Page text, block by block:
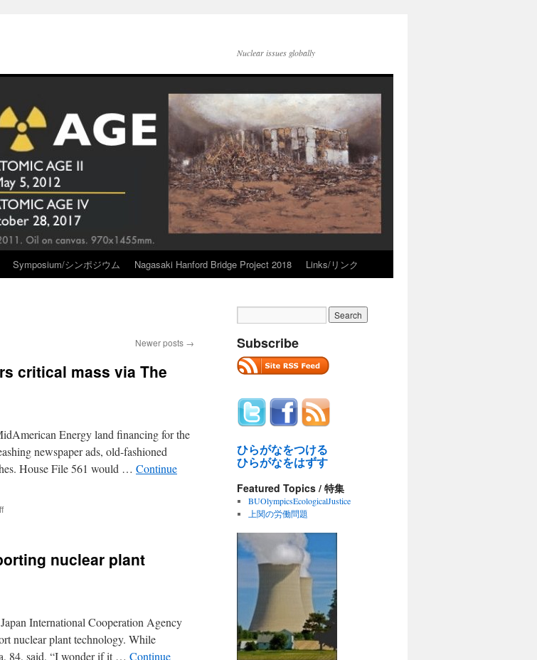
Nuclear issues globally
Symposium/シンポジウム Nagasaki Hanford Bridge Project 2018 Links/リンク
Newer posts →
critical mass via The
Energy land financing for the
newspaper ads, old-fashioned
House File 561 would … Continue
on
nuclear
via
The
nuclear plant
International Cooperation Agency
nuclear plant technology. While
84, said, “I wonder if it … Continue
Subscribe
ひらがなをつける
ひらがなをはずす
Featured Topics / 特集
BUOlympicsEcologicalJustice
上関の労働問題